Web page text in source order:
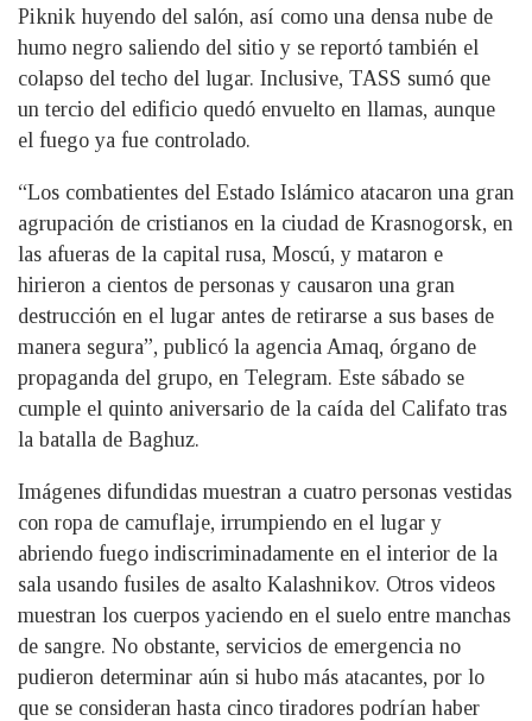
Piknik huyendo del salón, así como una densa nube de
humo negro saliendo del sitio y se reportó también el
colapso del techo del lugar. Inclusive, TASS sumó que
un tercio del edificio quedó envuelto en llamas, aunque
el fuego ya fue controlado.
“Los combatientes del Estado Islámico atacaron una gran
agrupación de cristianos en la ciudad de Krasnogorsk, en
las afueras de la capital rusa, Moscú, y mataron e
hirieron a cientos de personas y causaron una gran
destrucción en el lugar antes de retirarse a sus bases de
manera segura”, publicó la agencia Amaq, órgano de
propaganda del grupo, en Telegram. Este sábado se
cumple el quinto aniversario de la caída del Califato tras
la batalla de Baghuz.
Imágenes difundidas muestran a cuatro personas vestidas
con ropa de camuflaje, irrumpiendo en el lugar y
abriendo fuego indiscriminadamente en el interior de la
sala usando fusiles de asalto Kalashnikov. Otros videos
muestran los cuerpos yaciendo en el suelo entre manchas
de sangre. No obstante, servicios de emergencia no
pudieron determinar aún si hubo más atacantes, por lo
que se consideran hasta cinco tiradores podrían haber